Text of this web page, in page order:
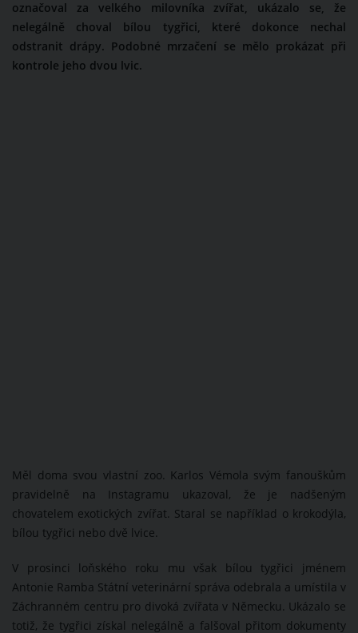
označoval za velkého milovníka zvířat, ukázalo se, že
nelegálně choval bílou tygřici, které dokonce nechal
odstranit drápy. Podobné mrzačení se mělo prokázat při
kontrole jeho dvou lvic.
Měl doma svou vlastní zoo. Karlos Vémola svým fanouškům
pravidelně na Instagramu ukazoval, že je nadšeným
chovatelem exotických zvířat. Staral se například o krokodýla,
bílou tygřici nebo dvě lvice.
V prosinci loňského roku mu však bílou tygřici jménem
Antonie Ramba Státní veterinární správa odebrala a umístila v
Záchranném centru pro divoká zvířata v Německu. Ukázalo se
totiž, že tygřici získal nelegálně a falšoval přitom dokumenty